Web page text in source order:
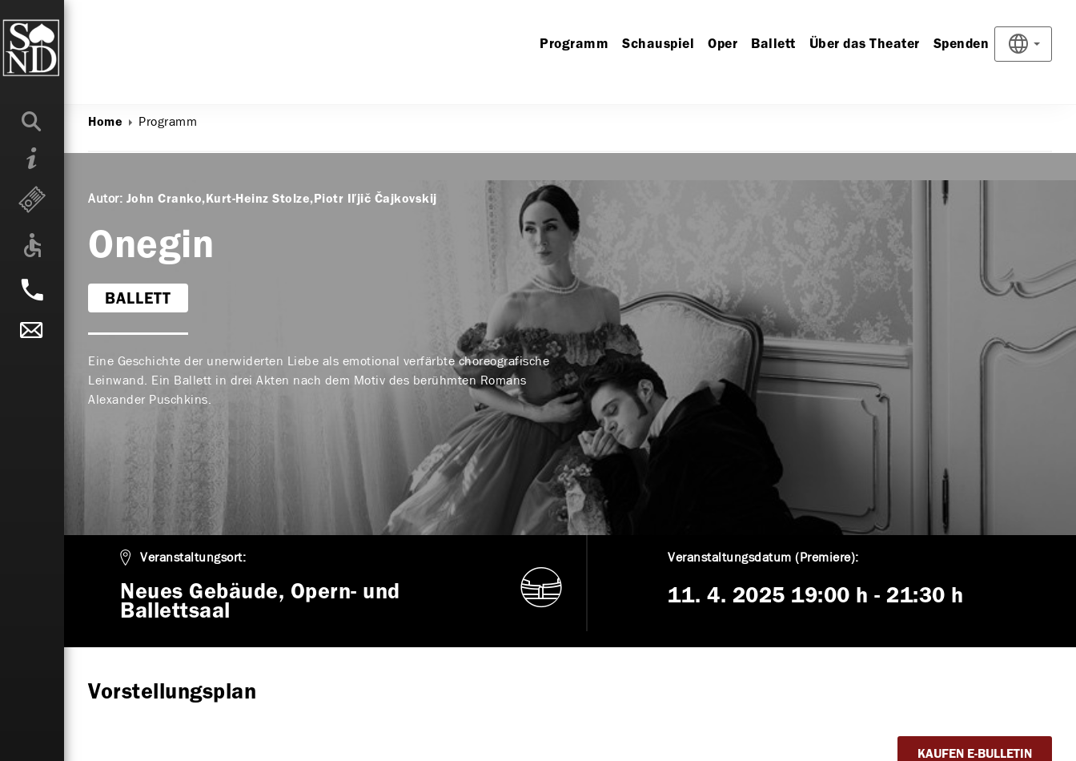
Programm Schauspiel Oper Ballett Über das Theater Spenden
Home Programm
Autor: John Cranko Kurt-Heinz Stolze Piotr Iľjič Čajkovskij
Onegin
BALLETT
Eine Geschichte der unerwiderten Liebe als emotional verfärbte choreografische
Leinwand. Ein Ballett in drei Akten nach dem Motiv des berühmten Romans
Alexander Puschkins.
Veranstaltungsort:
Neues Gebäude, Opern- und
Ballettsaal
Veranstaltungsdatum (Premiere):
11. 4. 2025 19:00 h - 21:30 h
Vorstellungsplan
KAUFEN E-BULLETIN